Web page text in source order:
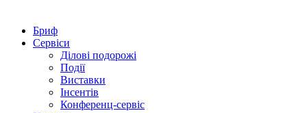
Бриф
Сервіси
Ділові подорожі
Події
Виставки
Інсентів
Конференц-сервіс